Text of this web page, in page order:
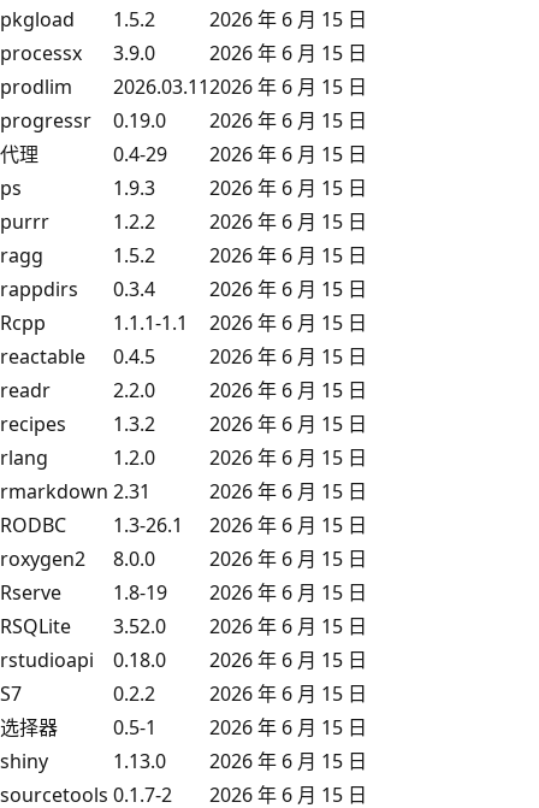
pkgload
1.5.2
2026 年 6 月 15 日
processx
3.9.0
2026 年 6 月 15 日
prodlim
2026.03.112026 年 6 月 15 日
progressr
0.19.0
2026 年 6 月 15 日
代理
0.4-29
2026 年 6 月 15 日
ps
1.9.3
2026 年 6 月 15 日
purrr
1.2.2
2026 年 6 月 15 日
ragg
1.5.2
2026 年 6 月 15 日
rappdirs
0.3.4
2026 年 6 月 15 日
Rcpp
1.1.1-1.1
2026 年 6 月 15 日
reactable
0.4.5
2026 年 6 月 15 日
readr
2.2.0
2026 年 6 月 15 日
recipes
1.3.2
2026 年 6 月 15 日
rlang
1.2.0
2026 年 6 月 15 日
rmarkdown 2.31
2026 年 6 月 15 日
RODBC
1.3-26.1
2026 年 6 月 15 日
roxygen2
8.0.0
2026 年 6 月 15 日
Rserve
1.8-19
2026 年 6 月 15 日
RSQLite
3.52.0
2026 年 6 月 15 日
rstudioapi
0.18.0
2026 年 6 月 15 日
S7
0.2.2
2026 年 6 月 15 日
选择器
0.5-1
2026 年 6 月 15 日
shiny
1.13.0
2026 年 6 月 15 日
sourcetools 0.1.7-2
2026 年 6 月 15 日